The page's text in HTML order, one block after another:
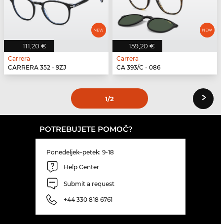
111,20 €
Carrera
CARRERA 352 - 9ZJ
159,20 €
Carrera
CA 393/C - 086
1/2 ›
POTREBUJETE POMOČ?
Ponedeljek–petek: 9-18
Help Center
Submit a request
+44 330 818 6761